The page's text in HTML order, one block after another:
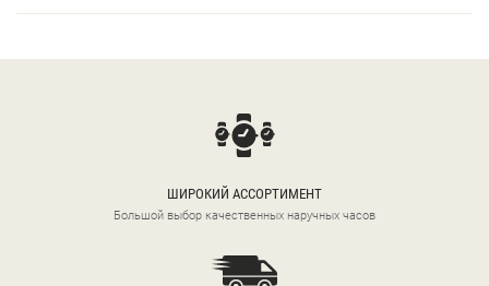
ШИРОКИЙ АССОРТИМЕНТ
Большой выбор качественных наручных часов